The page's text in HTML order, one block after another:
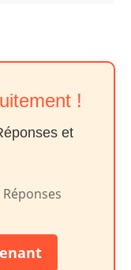
!
et